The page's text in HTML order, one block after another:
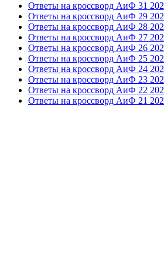
Ответы на кроссворд АиФ 31
Ответы на кроссворд АиФ 29
Ответы на кроссворд АиФ 28
Ответы на кроссворд АиФ 27
Ответы на кроссворд АиФ 26
Ответы на кроссворд АиФ 25
Ответы на кроссворд АиФ 24
Ответы на кроссворд АиФ 23
Ответы на кроссворд АиФ 22
Ответы на кроссворд АиФ 21